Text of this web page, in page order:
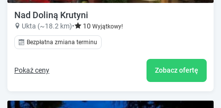
Nad Doliną Krutyni
Ukta (~18.2 km)• 10 Wyjątkowy!
Bezpłatna zmiana terminu
Pokaż ceny Zobacz ofertę